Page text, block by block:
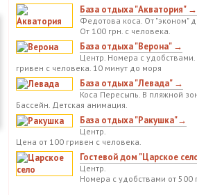
База отдыха "Акватория" →
Федотова коса. От "эконом"
От 100 грн. с человека.
База отдыха "Верона" →
Центр. Номера с
гривен с человека. 10 минут до моря
База отдыха "Левада" →
Коса Пересыпь. В пляжной
Бассейн. Детская анимация.
База отдыха "Ракушка"→
Центр.
Цена от 100 гривен с человека.
Гостевой дом "Царское
Центр.
Номера с удобствами от 500